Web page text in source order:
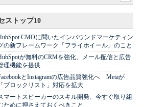
ストップ10
CMOに聞いたインバウンドマーケティン
の新フレームワーク「フライホイール」のこと
が無料のCRMを強化、メール配信と広告
理機能を提供
とInstagramの広告品質強化へ Metaが
「ブロックリスト」対応を拡大
マートスピーカーのスキル開発、今すぐ取り組
ために押さえておくべきこと